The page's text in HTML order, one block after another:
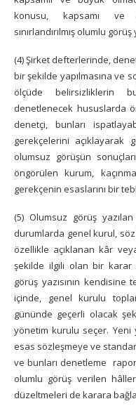
konusu, kapsamı ve
sınırlandırılmış olumlu
(4) Şirket defterlerinde,
bir şekilde yapılmasına ve
ölçüde belirsizliklerin
denetlenecek hususlarda
denetçi, bunları
gerekçelerini açıklayarak
olumsuz görüşün
öngörülen kurum,
gerekçenin esaslarını bir
(5) Olumsuz görüş
durumlarda genel kurul,
özellikle açıklanan kâr
şekilde ilgili olan bir karar
görüş yazısının
içinde, genel kurulu
gününde geçerli olacak
yönetim kurulu seçer. Yeni
esas sözleşmeye ve
ve bunları denetleme
olumlu görüş verilen
düzeltmeleri de karara